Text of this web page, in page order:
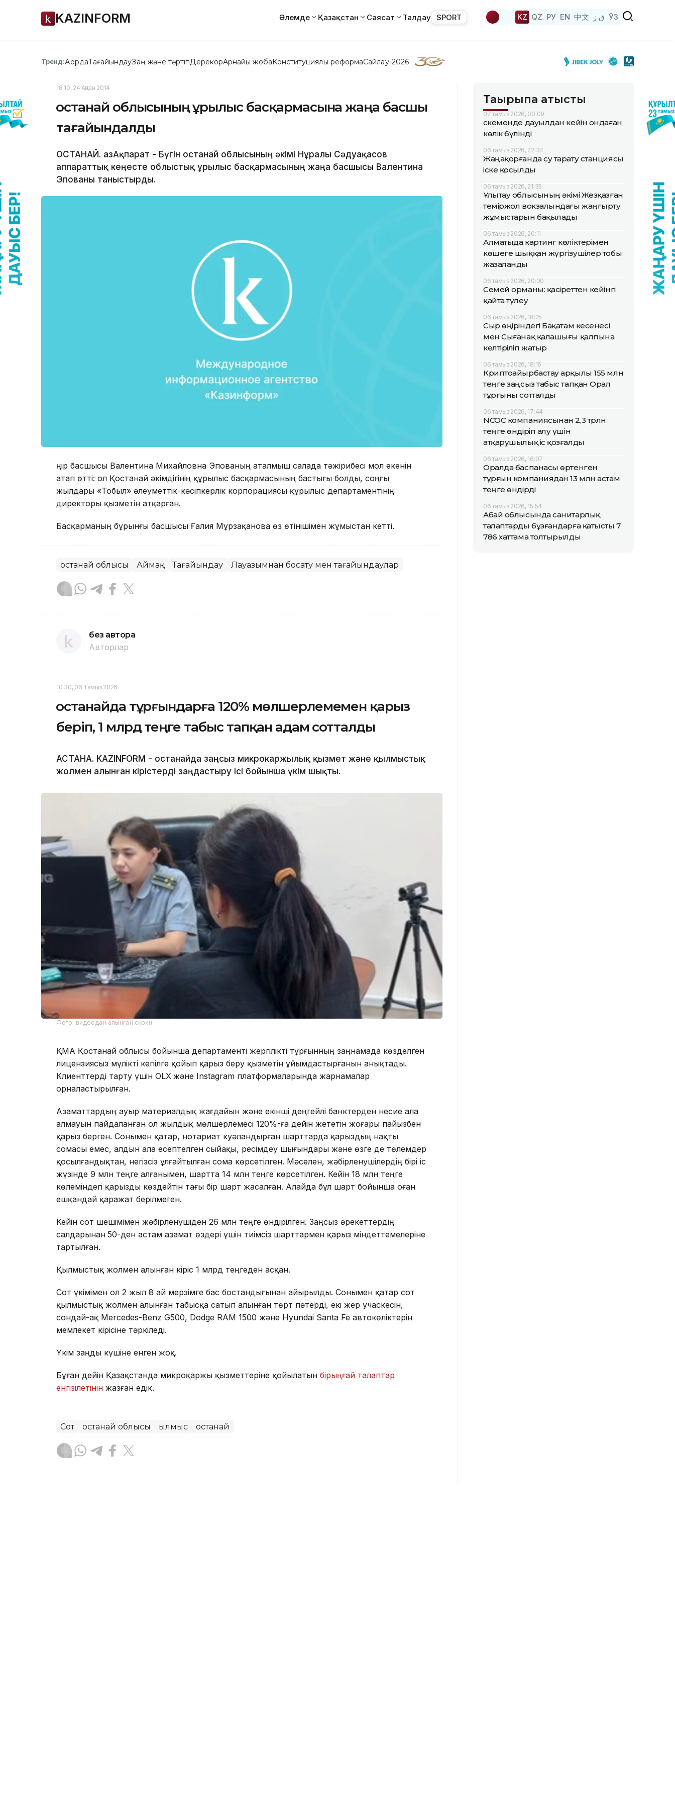
KAZINFORM Әлемде Қазақстан Саясат Талдау SPORT KZ QZ РУ EN 中文 ق ز ЎЗ
Тренд:АқордаТағайындауЗаң және тәртіпДерекқорАрнайы жобаКонституциялық реформаСайлау-2026
18:10, 24 Ақпан 2014
Қостанай облысының Құрылыс басқармасына жаңа басшы
тағайындалды
ҚОСТАНАЙ. ҚазАқпарат - Бүгін Қостанай облысының әкімі Нұралы Сәдуақасов
аппараттық кеңесте облыстық Құрылыс басқармасының жаңа басшысы Валентина
Эпованы таныстырды.
Өңір басшысы Валентина Михайловна Эпованың аталмыш салада тәжірибесі мол екенін
атап өтті: ол Қостанай әкімдігінің құрылыс басқармасының бастығы болды, соңғы
жылдары «Тобыл» әлеуметтік-кәсіпкерлік корпорациясы құрылыс департаментінің
директоры қызметін атқарған.
Басқарманың бұрынғы басшысы Ғалия Мұрзақанова өз өтінішімен жұмыстан кетті.
Қостанай облысы Аймақ Тағайындау Лауазымнан босату мен тағайындаулар
без автора
Авторлар
10:30, 06 Тамыз 2026
Қостанайда тұрғындарға 120% мөлшерлемемен қарыз
беріп, 1 млрд теңге табыс тапқан адам сотталды
АСТАНА. KAZINFORM - Қостанайда заңсыз микрокаржылық қызмет және қылмыстық
жолмен алынған кірістерді заңдастыру ісі бойынша үкім шықты.
Фото: видеодан алынған скрин
ҚМА Қостанай облысы бойынша департаменті жергілікті тұрғынның заңнамада көзделген
лицензиясыз мүлікті кепілге қойып қарыз беру қызметін ұйымдастырғанын анықтады.
Клиенттерді тарту үшін OLX және Instagram платформаларында жарнамалар
орналастырылған.
Азаматтардың ауыр материалдық жағдайын және екінші деңгейлі банктерден несие ала
алмауын пайдаланған ол жылдық мөлшерлемесі 120%-ға дейін жететін жоғары пайызбен
қарыз берген. Сонымен қатар, нотариат куәландырған шарттарда қарыздың нақты
сомасы емес, алдын ала есептелген сыйақы, ресімдеу шығындары және өзге де төлемдер
қосылғандықтан, негізсіз ұлғайтылған сома көрсетілген. Мәселен, жәбірленушілердің бірі іс
жүзінде 9 млн теңге алғанымен, шартта 14 млн теңге көрсетілген. Кейін 18 млн теңге
көлеміндегі қарызды көздейтін тағы бір шарт жасалған. Алайда бұл шарт бойынша оған
ешқандай қаражат берілмеген.
Кейін сот шешімімен жәбірленушіден 26 млн теңге өндірілген. Заңсыз әрекеттердің
салдарынан 50-ден астам азамат өздері үшін тиімсіз шарттармен қарыз міндеттемелеріне
тартылған.
Қылмыстық жолмен алынған кіріс 1 млрд теңгеден асқан.
Сот үкімімен ол 2 жыл 8 ай мерзімге бас бостандығынан айырылды. Сонымен қатар сот
қылмыстық жолмен алынған табысқа сатып алынған төрт пәтерді, екі жер учаскесін,
сондай-ақ Mercedes-Benz G500, Dodge RAM 1500 және Hyundai Santa Fe автокөліктерін
мемлекет кірісіне тәркіледі.
Үкім заңды күшіне енген жоқ.
Бұған дейін Қазақстанда микроқаржы қызметтеріне қойылатын бірыңғай талаптар
енгізілетінін жазған едік.
Сот Қостанай облысы Қылмыс Қостанай
Тақырыпқа қатысты
07 тамыз 2026, 00:09
Өскеменде дауылдан кейін ондаған
көлік бүлінді
06 тамыз 2026, 22:34
Жаңақорғанда су тарату станциясы
іске қосылды
06 тамыз 2026, 21:35
Ұлытау облысының әкімі Жезқазған
теміржол вокзалындағы жаңғырту
жұмыстарын бақылады
06 тамыз 2026, 20:11
Алматыда картинг көліктерімен
көшеге шыққан жүргізушілер тобы
жазаланды
06 тамыз 2026, 20:00
Семей орманы: қасіреттен кейінгі
қайта түлеу
06 тамыз 2026, 18:25
Сыр өңіріндегі Бақатам кесенесі
мен Сығанақ қалашығы қалпына
келтіріліп жатыр
06 тамыз 2026, 18:16
Криптоайырбастау арқылы 155 млн
теңге заңсыз табыс тапқан Орал
тұрғыны сотталды
06 тамыз 2026, 17:44
NCOC компаниясынан 2,3 трлн
теңге өндіріп алу үшін
атқарушылық іс қозғалды
06 тамыз 2026, 16:07
Оралда баспанасы өртенген
тұрғын компаниядан 13 млн астам
теңге өндірді
06 тамыз 2026, 15:54
Абай облысында санитарлық
талаптарды бұзғандарға қатысты 7
786 хаттама толтырылды